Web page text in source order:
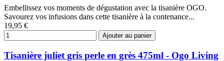
Embellissez vos moments de dégustation avec la tisanière OGO.
Savourez vos infusions dans cette tisanière à la contenance...
19,95 €
Ajouter au panier
Tisanière juliet gris perle en grès 475ml - Ogo Living